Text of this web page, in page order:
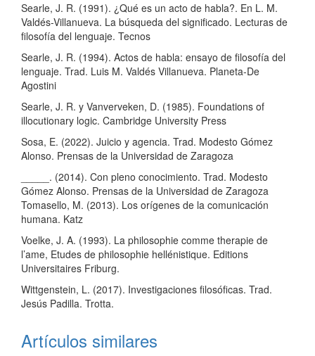
Searle, J. R. (1991). ¿Qué es un acto de habla?. En L. M.
Valdés-Villanueva. La búsqueda del significado. Lecturas de
filosofía del lenguaje. Tecnos
Searle, J. R. (1994). Actos de habla: ensayo de filosofía del
lenguaje. Trad. Luis M. Valdés Villanueva. Planeta-De
Agostini
Searle, J. R. y Vanverveken, D. (1985). Foundations of
illocutionary logic. Cambridge University Press
Sosa, E. (2022). Juicio y agencia. Trad. Modesto Gómez
Alonso. Prensas de la Universidad de Zaragoza
_____. (2014). Con pleno conocimiento. Trad. Modesto
Gómez Alonso. Prensas de la Universidad de Zaragoza
Tomasello, M. (2013). Los orígenes de la comunicación
humana. Katz
Voelke, J. A. (1993). La philosophie comme therapie de
l’ame, Etudes de philosophie hellénistique. Editions
Universitaires Friburg.
Wittgenstein, L. (2017). Investigaciones filosóficas. Trad.
Jesús Padilla. Trotta.
Artículos similares